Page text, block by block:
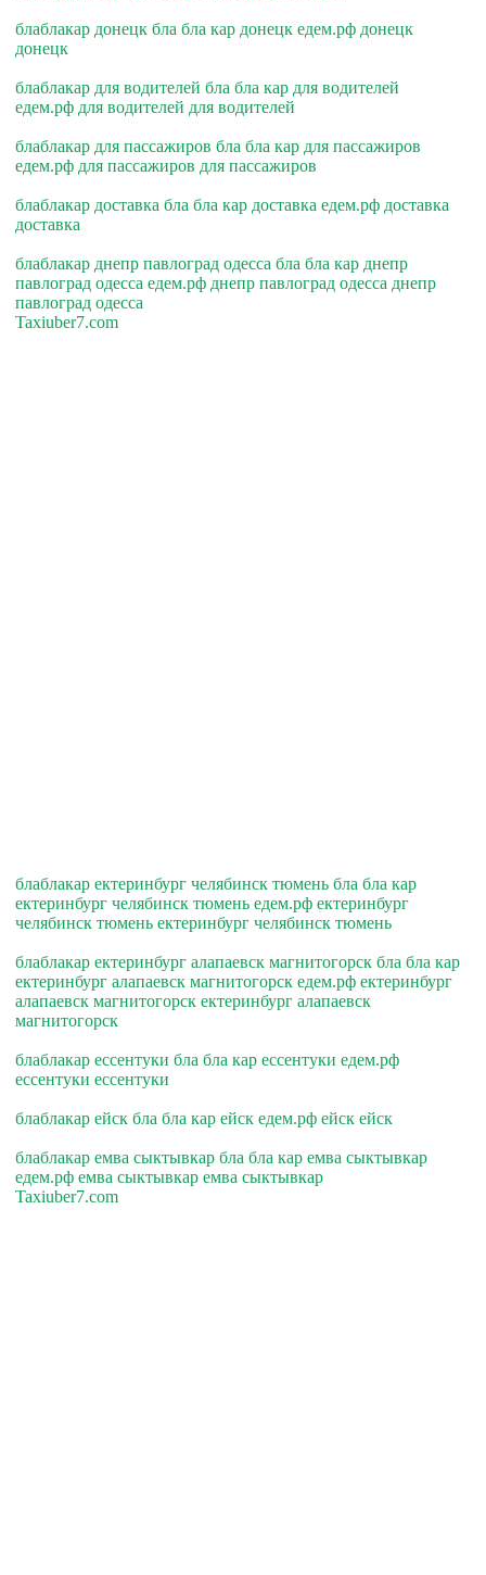
блаблакар донецк бла бла кар донецк едем.рф донецк
донецк
блаблакар для водителей бла бла кар для водителей
едем.рф для водителей для водителей
блаблакар для пассажиров бла бла кар для пассажиров
едем.рф для пассажиров для пассажиров
блаблакар доставка бла бла кар доставка едем.рф доставка
доставка
блаблакар днепр павлоград одесса бла бла кар днепр
павлоград одесса едем.рф днепр павлоград одесса днепр
павлоград одесса
Taxiuber7.com
блаблакар ектеринбург челябинск тюмень бла бла кар
ектеринбург челябинск тюмень едем.рф ектеринбург
челябинск тюмень ектеринбург челябинск тюмень
блаблакар ектеринбург алапаевск магнитогорск бла бла кар
ектеринбург алапаевск магнитогорск едем.рф ектеринбург
алапаевск магнитогорск ектеринбург алапаевск
магнитогорск
блаблакар ессентуки бла бла кар ессентуки едем.рф
ессентуки ессентуки
блаблакар ейск бла бла кар ейск едем.рф ейск ейск
блаблакар емва сыктывкар бла бла кар емва сыктывкар
едем.рф емва сыктывкар емва сыктывкар
Taxiuber7.com